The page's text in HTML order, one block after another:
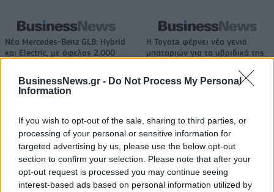
BusinessNews.gr - Do Not Process My Personal
Information
If you wish to opt-out of the sale, sharing to third parties, or
processing of your personal or sensitive information for
targeted advertising by us, please use the below opt-out
section to confirm your selection. Please note that after your
opt-out request is processed you may continue seeing
interest-based ads based on personal information utilized by
Νέα Mercedes-Benz GLB: Hybrid
και Electric, με όφελος 2.000
Η Toyota φέρνει νέα γενιά
μπαταριών για τα υβριδικά της
ΠΑΟΚ: Με τον Μάρκους Φόστερ
ολοκληρώθηκαν οι αφίξεις - Οι
δηλώσεις του (vid & pics)
Εθνική Κορασίδων: Κόντρα στη
Νορβηγία για την πρόκριση
στον τελικό (live stream)